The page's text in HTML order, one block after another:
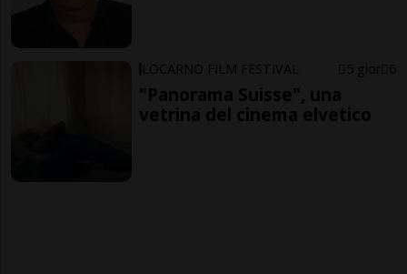
LOCARNO FILM FESTIVAL 5 gior 6
"Panorama Suisse", una
vetrina del cinema elvetico